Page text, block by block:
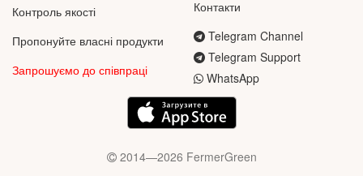
Контроль якості
Пропонуйте власні продукти
Запрошуємо до співпраці
Контакти
Telegram Channel
Telegram Support
WhatsApp
2014—2026 FermerGreen